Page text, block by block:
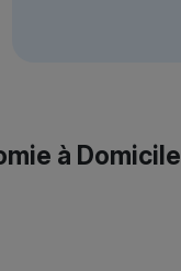
à Domicile